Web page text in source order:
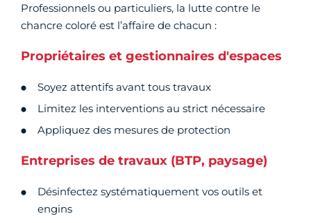
Professionnels ou particuliers, la lutte contre le
chancre coloré est l’affaire de chacun :
Propriétaires et gestionnaires d'espaces
Soyez attentifs avant tous travaux
Limitez les interventions au strict nécessaire
Appliquez des mesures de protection
Entreprises de travaux (BTP, paysage)
Désinfectez systématiquement vos outils et
engins